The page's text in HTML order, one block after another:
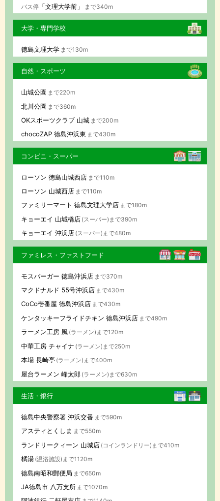
バス停「文理大学前」 まで340m
大学・専門学校
徳島文理大学 まで130m
自然・スポーツ
山城公園 まで220m
北川公園 まで360m
OKスポーツクラブ 山城 まで200m
chocoZAP 徳島沖浜東 まで430m
コンビニ・スーパー
ローソン 徳島山城西店 まで110m
ローソン 山城西店 まで110m
ファミリーマート 徳島文理大学店 まで180m
キョーエイ 山城橋店 (スーパー)まで390m
キョーエイ 沖浜店 (スーパー)まで480m
ファミレス・ファストフード
モスバーガー 徳島沖浜店 まで370m
マクドナルド 55号沖浜店 まで430m
CoCo壱番屋 徳島沖浜店 まで430m
ケンタッキーフライドチキン 徳島沖浜店 まで490m
ラーメン工房 風 (ラーメン)まで120m
中華工房 チャイナ (ラーメン)まで250m
本場 長崎亭 (ラーメン)まで400m
屋台ラーメン 峰太郎 (ラーメン)まで630m
生活・銀行
徳島中央警察署 沖浜交番 まで590m
アスティとくしま まで550m
ランドリークィーン 山城店 (コインランドリー)まで410m
橘湯 (温浴施設)まで1120m
徳島南昭和郵便局 まで650m
JA徳島市 八万支所 まで1070m